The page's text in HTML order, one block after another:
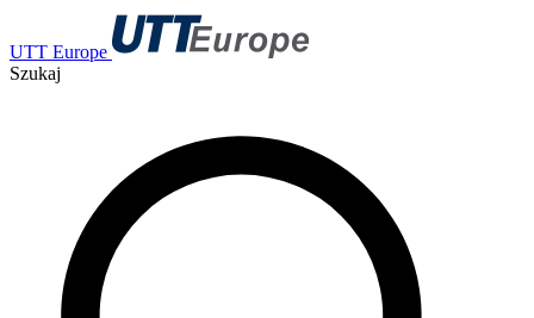
UTT Europe
Szukaj